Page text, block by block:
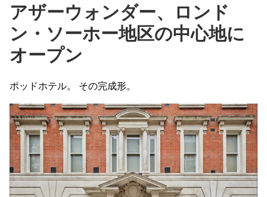
アザーウォンダー、ロンド
ン・ソーホー地区の中心地に
オープン
ポッドホテル。 その完成形。